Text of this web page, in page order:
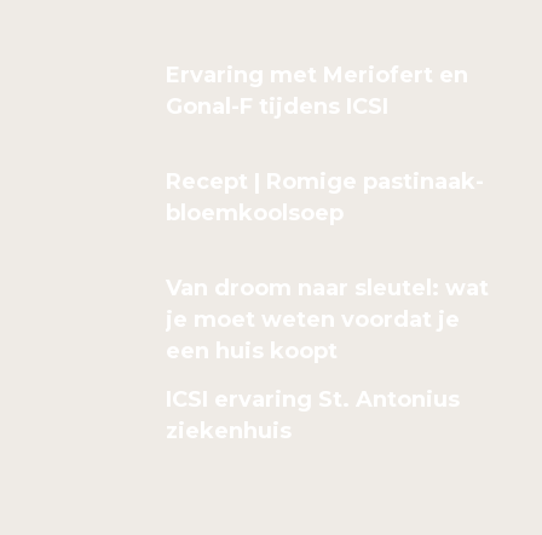
Ervaring met Meriofert en
Gonal-F tijdens ICSI
Recept | Romige pastinaak-
bloemkoolsoep
Van droom naar sleutel: wat
je moet weten voordat je
een huis koopt
ICSI ervaring St. Antonius
ziekenhuis